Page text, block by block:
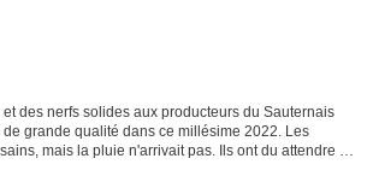
des nerfs solides aux producteurs du Sauternais
grande qualité dans ce millésime 2022. Les
mais la pluie n'arrivait pas. Ils ont du attendre le